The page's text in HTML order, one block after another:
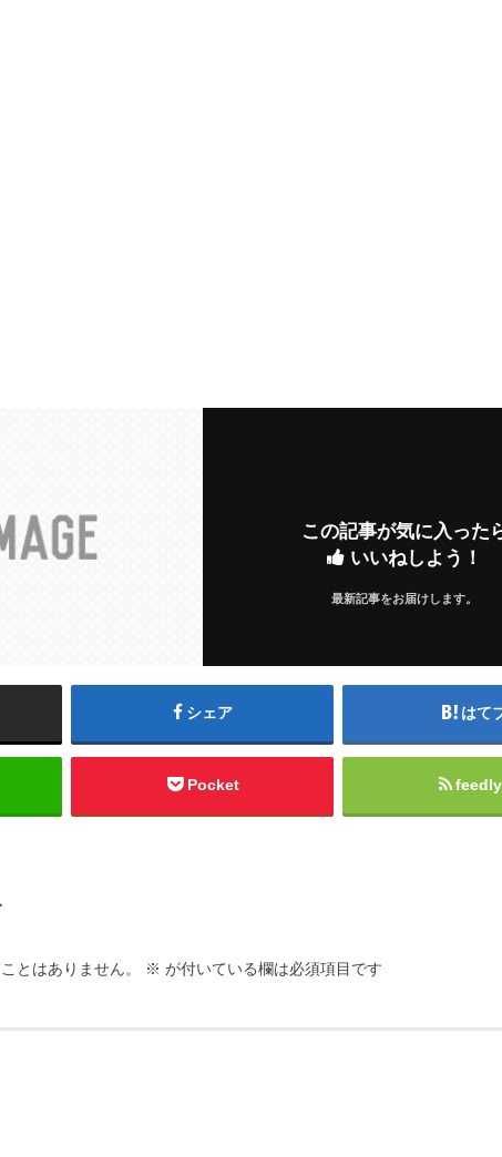
この記事が気に入った
いいねしよう！
最新記事をお届けします。
シェア はて
Pocket feedly
とはありません。 ※ が付いている欄は必須項目です